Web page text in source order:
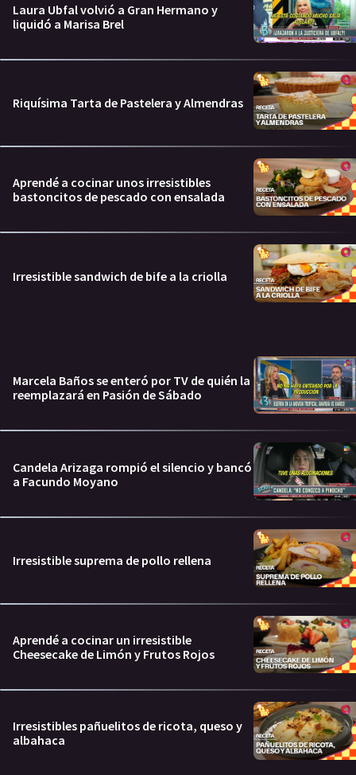
Laura Ubfal volvió a Gran Hermano y
liquidó a Marisa Brel
Riquísima Tarta de Pastelera y Almendras
Aprendé a cocinar unos irresistibles
bastoncitos de pescado con ensalada
Irresistible sandwich de bife a la criolla
Marcela Baños se enteró por TV de quién la
reemplazará en Pasión de Sábado
Candela Arizaga rompió el silencio y bancó
a Facundo Moyano
Irresistible suprema de pollo rellena
Aprendé a cocinar un irresistible
Cheesecake de Limón y Frutos Rojos
Irresistibles pañuelitos de ricota, queso y
albahaca